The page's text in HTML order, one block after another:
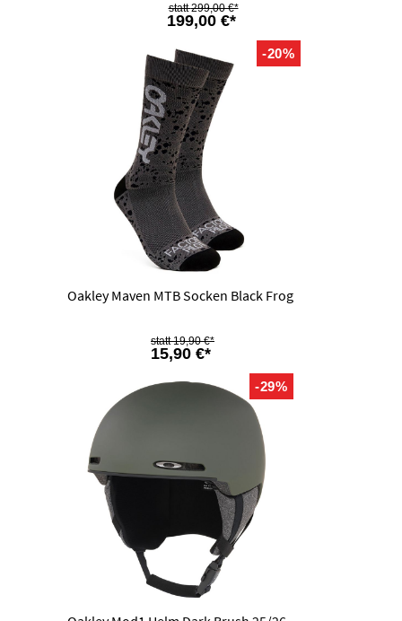
199,00 €*
299,00 €*
-20%
Oakley Maven MTB Socken Black Frog
15,90 €*
19,90 €*
-29%